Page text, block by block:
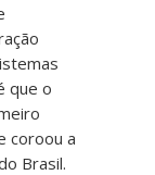
que o
coroou a
Brasil.